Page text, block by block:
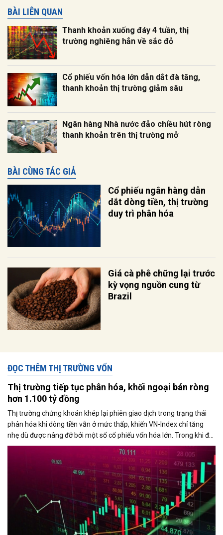
BÀI LIÊN QUAN
Thanh khoản xuống đáy 4 tuần, thị
trường nghiêng hẳn về sắc đỏ
Cổ phiếu vốn hóa lớn dẫn dắt đà tăng,
thanh khoản thị trường giảm sâu
Ngân hàng Nhà nước đảo chiều hút ròng
thanh khoản trên thị trường mở
BÀI CÙNG TÁC GIẢ
Cổ phiếu ngân hàng dẫn
dắt dòng tiền, thị trường
duy trì phân hóa
Giá cà phê chững lại trước
kỳ vọng nguồn cung từ
Brazil
ĐỌC THÊM THỊ TRƯỜNG VỐN
Thị trường tiếp tục phân hóa, khối ngoại bán ròng
hơn 1.100 tỷ đồng
Thị trường chứng khoán khép lại phiên giao dịch trong trạng thái
phân hóa khi dòng tiền vẫn ở mức thấp, khiến VN-Index chỉ tăng
nhẹ dù được nâng đỡ bởi một số cổ phiếu vốn hóa lớn. Trong khi đó,
áp lực bán từ khối ngoại gia tăng mạnh vào cuối phiên, với giá trị
bán ròng vượt 1.100 tỷ đồng trên sàn HoSE.